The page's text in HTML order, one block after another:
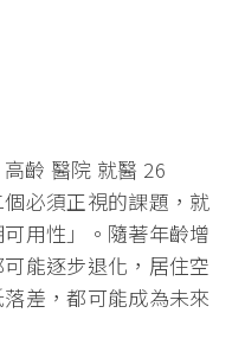
必須正視的課題，就
用性」。隨著年齡增
能逐步退化，居住空
差，都可能成為未來